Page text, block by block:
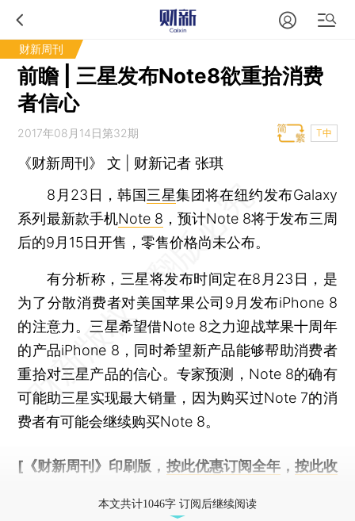
财新周刊
前瞻 | 三星发布Note8欲重拾消费
者信心
2017年08月14日第32期 T中
《财新周刊》 文 | 财新记者 张琪
8月23日，韩国三星集团将在纽约发布Galaxy
系列最新款手机Note 8 ，预计Note 8将于发布三周
后的9月15日开售，零售价格尚未公布。
有分析称，三星将发布时间定在8月23日，是
为了分散消费者对美国苹果公司9月发布iPhone 8
的注意力。三星希望借Note 8之力迎战苹果十周年
的产品iPhone 8，同时希望新产品能够帮助消费者
重拾对三星产品的信心。专家预测，Note 8的确有
可能助三星实现最大销量，因为购买过Note 7的消
费者有可能会继续购买Note 8。
[《财新周刊》印刷版， 按此优惠订阅全年， 按此收
本文共计1046字 订阅后继续阅读